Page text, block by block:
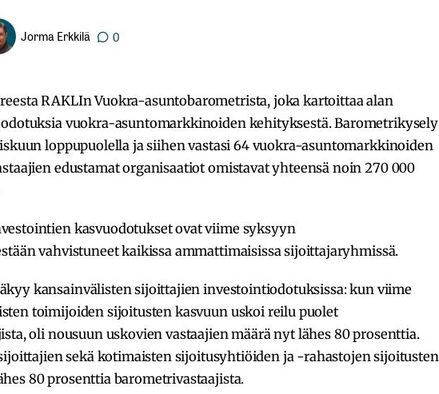
Jorma Erkkilä 0
RAKLIn Vuokra-asuntobarometrista, joka kartoittaa alan
vuokra-asuntomarkkinoiden kehityksestä. Barometrikysely
loppupuolella ja siihen vastasi 64 vuokra-asuntomarkkinoiden
edustamat organisaatiot omistavat yhteensä noin 270 000
kasvuodotukset ovat viime syksyyn
vahvistuneet kaikissa ammattimaisissa sijoittajaryhmissä.
kansainvälisten sijoittajien investointiodotuksissa: kun viime
toimijoiden sijoitusten kasvuun uskoi reilu puolet
oli nousuun uskovien vastaajien määrä nyt lähes 80 prosenttia.
sekä kotimaisten sijoitusyhtiöiden ja -rahastojen sijoitusten
80 prosenttia barometrivastaajista.